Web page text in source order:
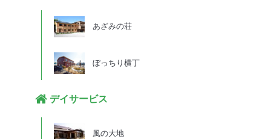
あざみの荘
ぼっちり横丁
デイサービス
風の大地